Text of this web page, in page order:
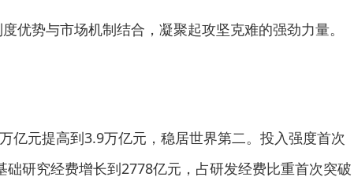
势与市场机制结合，凝聚起攻坚克难的强劲力量。
元提高到3.9万亿元，稳居世界第二。投入强度首次
础研究经费增长到2778亿元，占研发经费比重首次突破